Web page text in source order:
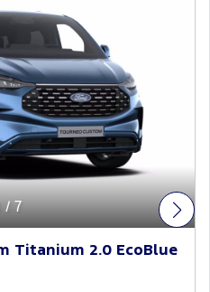
/ 7
Titanium 2.0 EcoBlue